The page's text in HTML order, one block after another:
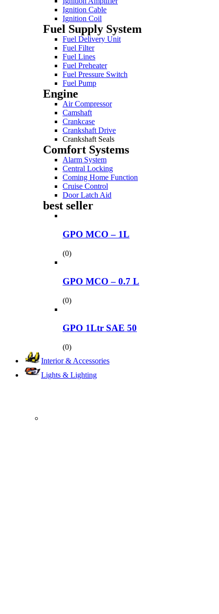
Ignition Cable
Ignition Coil
Fuel Supply System
Fuel Delivery Unit
Fuel Filter
Fuel Lines
Fuel Preheater
Fuel Pressure Switch
Fuel Pump
Engine
Air Compressor
Camshaft
Crankcase
Crankshaft Drive
Crankshaft Seals
Comfort Systems
Alarm System
Central Locking
Coming Home Function
Cruise Control
Door Latch Aid
best seller
GPO MCO – 1L
(0)
GPO MCO – 0.7 L
(0)
GPO 1Ltr SAE 50
(0)
Interior & Accessories
Lights & Lighting